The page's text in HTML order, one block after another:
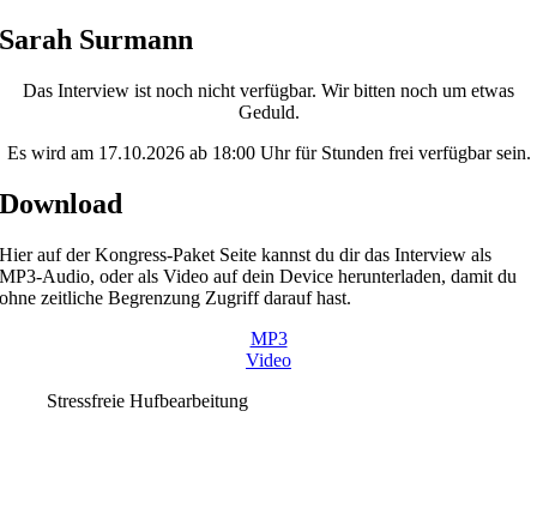
Skip
to
Sarah Surmann
Das Interview ist noch nicht verfügbar. Wir bitten noch um etwas
Geduld.
Es wird am 17.10.2026 ab 18:00 Uhr für Stunden frei verfügbar sein.
Download
Hier auf der Kongress-Paket Seite kannst du dir das Interview als
MP3-Audio, oder als Video auf dein Device herunterladen, damit du
ohne zeitliche Begrenzung Zugriff darauf hast.
MP3
Video
Stressfreie Hufbearbeitung